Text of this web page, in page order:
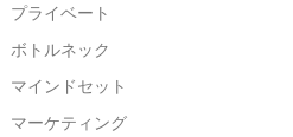
プライベート
ボトルネック
マインドセット
マーケティング